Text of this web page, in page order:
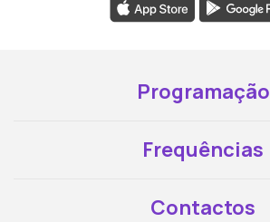
Programação
Frequências
Contactos